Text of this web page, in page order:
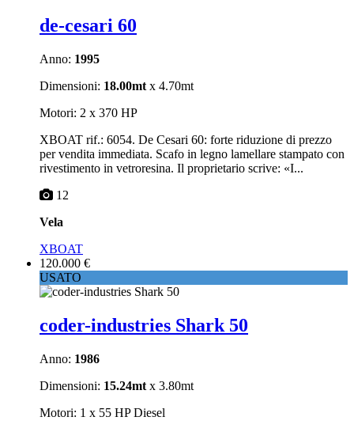
de-cesari 60
Anno: 1995
Dimensioni: 18.00mt x 4.70mt
Motori: 2 x 370 HP
XBOAT rif.: 6054. De Cesari 60: forte riduzione di prezzo
per vendita immediata. Scafo in legno lamellare stampato con
rivestimento in vetroresina. Il proprietario scrive: «I...
12
Vela
XBOAT
120.000 €
USATO
coder-industries Shark 50
Anno: 1986
Dimensioni: 15.24mt x 3.80mt
Motori: 1 x 55 HP Diesel